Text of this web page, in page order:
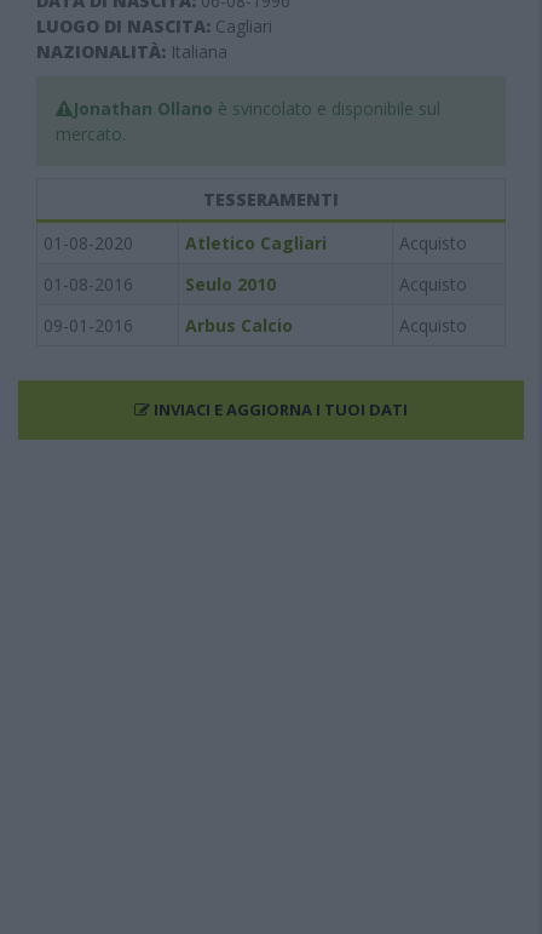
LUOGO DI NASCITA: Cagliari
NAZIONALITÀ: Italiana
Jonathan Ollano è svincolato e disponibile sul
mercato.
TESSERAMENTI
01-08-2020
Atletico Cagliari
Acquisto
01-08-2016
Seulo 2010
Acquisto
09-01-2016
Arbus Calcio Acquisto
INVIACI E AGGIORNA I TUOI DATI